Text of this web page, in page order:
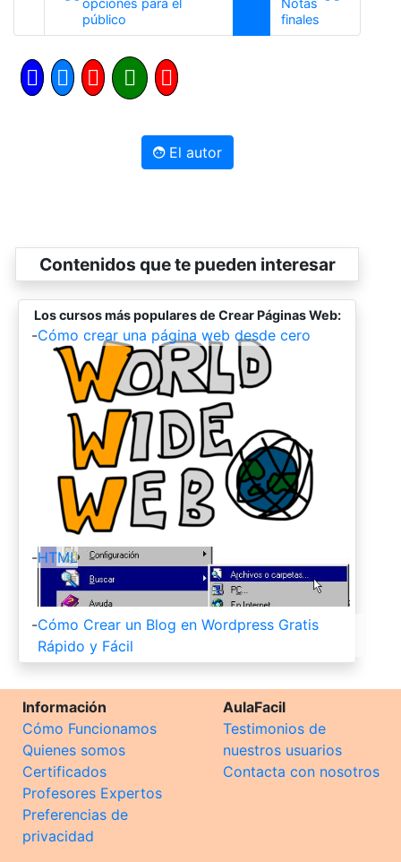
opciones para el
público
Notas
finales
El autor
Contenidos que te pueden interesar
Los cursos más populares de Crear Páginas Web:
-Cómo crear una página web desde cero
-HTML
-Cómo Crear un Blog en Wordpress Gratis
Rápido y Fácil
Información
Cómo Funcionamos
Quienes somos
Certificados
Profesores Expertos
Preferencias de
privacidad
AulaFacil
Testimonios de
nuestros usuarios
Contacta con nosotros